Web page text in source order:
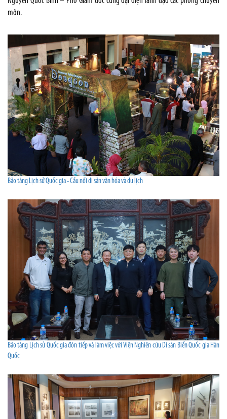
môn.
Bảo tàng Lịch sử Quốc gia - Cầu nối di sản văn hóa và du lịch
Bảo tàng Lịch sử Quốc gia đón tiếp và làm việc với Viện Nghiên cứu Di sản Biển Quốc gia Hàn
Quốc